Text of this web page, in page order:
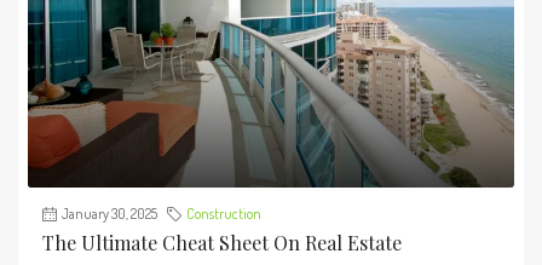
January 30, 2025 Construction
The Ultimate Cheat Sheet On Real Estate